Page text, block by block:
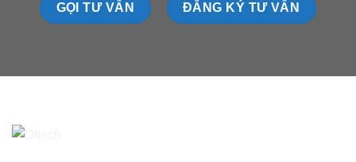
GỌI TƯ VẤN ĐĂNG KÝ TƯ VẤN